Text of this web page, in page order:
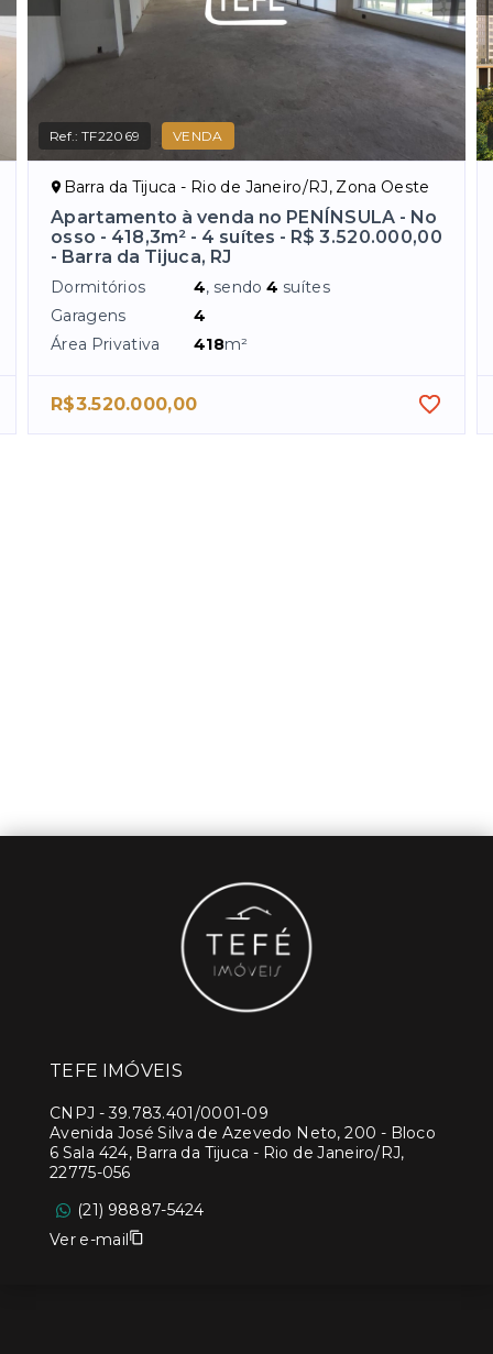
Ref.:TF22069 VENDA
Barra da Tijuca - Rio de Janeiro/RJ, Zona Oeste
Apartamento à venda no PENÍNSULA - No
osso - 418,3m² - 4 suítes - R$ 3.520.000,00
- Barra da Tijuca, RJ
Dormitórios 4, sendo4 suítes
Garagens
4
Área Privativa
418m²
R$3.520.000,00
TEFE IMÓVEIS
CNPJ -39.783.401/0001-09
Avenida José Silva de Azevedo Neto, 200 - Bloco
6 Sala 424, Barra da Tijuca - Rio de Janeiro/RJ,
22775-056
(21) 98887-5424
Ver e-mail